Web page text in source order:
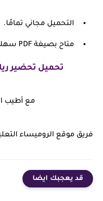
التحميل مجاني تمامًا.
متاح بصيغة PDF سهلة الاستخدام.
تحميل تحضير
مع أطيب
فريق موقع الروميساء
قد يعجبك ايضا